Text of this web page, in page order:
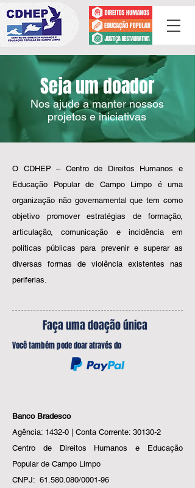
Seja um doador
Nos ajude a manter nossos
projetos e iniciativas
O CDHEP – Centro de Direitos Humanos e
Educação Popular de Campo Limpo é uma
organização não governamental que tem como
objetivo promover estratégias de formação,
articulação, comunicação e incidência em
políticas públicas para prevenir e superar as
diversas formas de violência existentes nas
periferias.
Faça uma doação única
Você também pode doar através do
Banco Bradesco
Agência: 1432-0 | Conta Corrente: 30130-2
Centro de Direitos Humanos e Educação
Popular de Campo Limpo
CNPJ: 61.580.080/0001-96